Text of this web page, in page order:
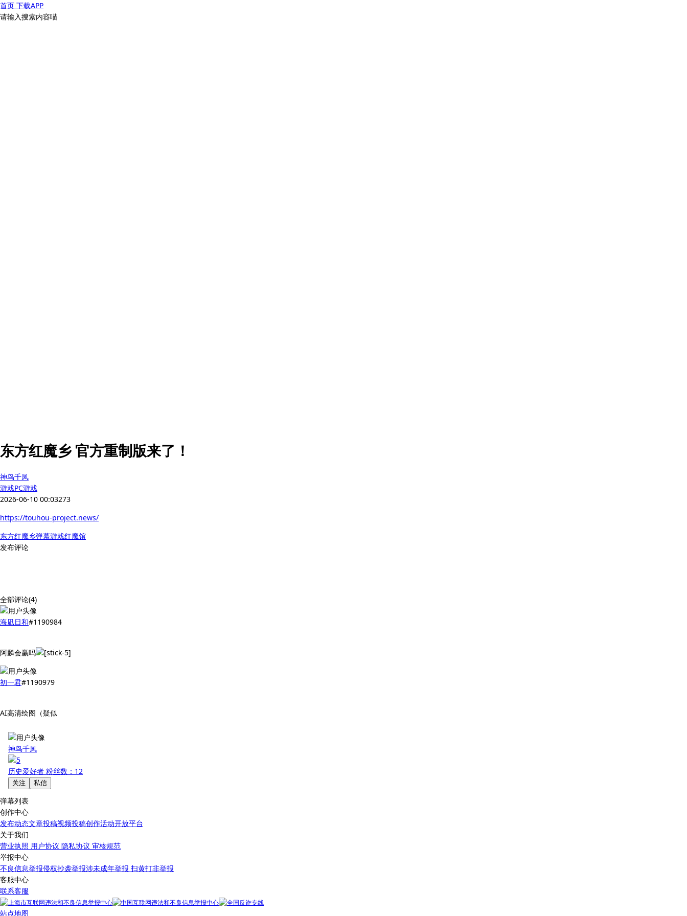
首页 下载APP
请输入搜索内容喵
东方红魔乡 官方重制版来了！
神鸟千凤
游戏PC游戏
2026-06-10 00:03273
https://touhou-project.news/
东方红魔乡弹幕游戏红魔馆
发布评论
全部评论(4)
海凪日和#1190984
阿麟会赢吗
初一君#1190979
AI高清绘图（疑似
神鸟千凤
历史爱好者 粉丝数：12
关注 私信
弹幕列表
创作中心
发布动态文章投稿视频投稿创作活动开放平台
关于我们
营业执照 用户协议 隐私协议 审核规范
举报中心
不良信息举报侵权抄袭举报涉未成年举报 扫黄打非举报
客服中心
联系客服
站点地图